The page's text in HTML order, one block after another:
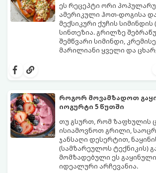
ეს რეცეპტი ორი
ამერიკული ჰოთ-დოგისა
მექსიკური ქუჩის სიმინდის
სინთეზია. გრილზე
შემწვარი სიმინდი,
მარილიანი ყველი და
წვეულებებისთვის,
მომზადების დრო: 15 წუთი
ულუფა: 8 პორცია
როგორ მოვამზადოთ
იოგურტი 5 წუთში
თუ გსურთ, რომ ზაფხულის
ისიამოვნოთ გრილი,
ჯანსაღი დესერტით,
(სამზარეულოს ტექნიკის)
მომზადებული ეს
იდეალური არჩევანია.